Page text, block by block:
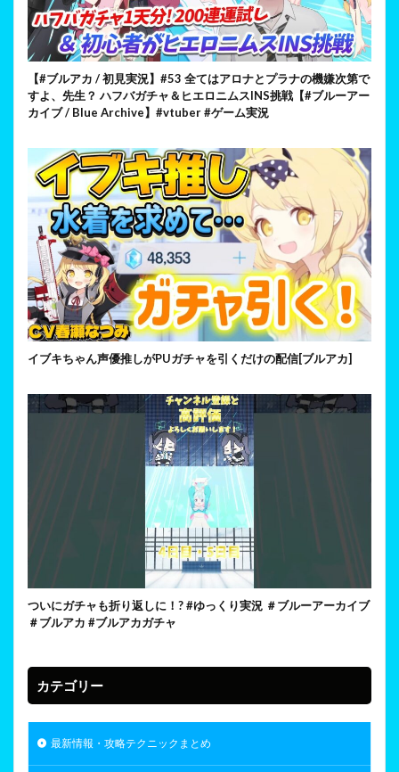
【#ブルアカ / 初見実況】#53 全てはアロナとプラナの機嫌次第で
すよ、先生？ ハフバガチャ＆ヒエロニムスINS挑戦【#ブルーアー
カイブ / Blue Archive】#vtuber #ゲーム実況
イブキちゃん声優推しがPUガチャを引くだけの配信[ブルアカ]
ついにガチャも折り返しに！? #ゆっくり実況 ＃ブルーアーカイブ
＃ブルアカ #ブルアカガチャ
カテゴリー
最新情報・攻略テクニックまとめ